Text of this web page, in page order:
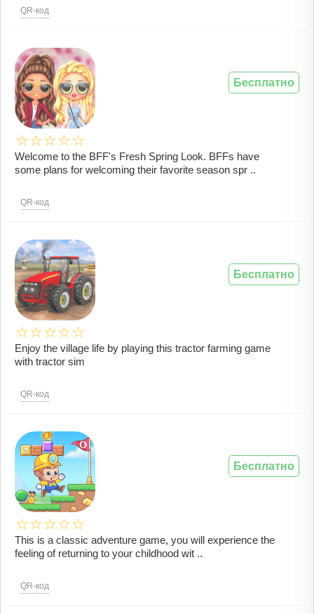
QR-код
Welcome to the BFF's Fresh Spring Look. BFFs have
some plans for welcoming their favorite season spr ..
QR-код
Бесплатно
Enjoy the village life by playing this tractor farming game
with tractor sim
QR-код
Бесплатно
This is a classic adventure game, you will experience the
feeling of returning to your childhood wit ..
QR-код
Бесплатно